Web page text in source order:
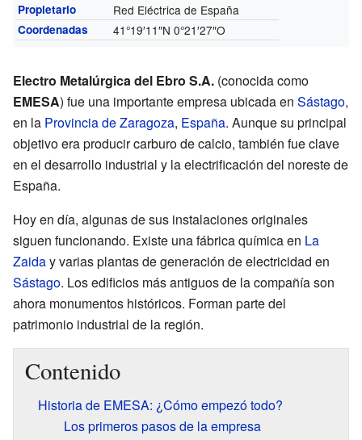
Propietario Red Eléctrica de España
Coordenadas 41°19′11″N 0°21′27″O
Electro Metalúrgica del Ebro S.A. (conocida como
EMESA) fue una importante empresa ubicada en Sástago,
en la Provincia de Zaragoza, España. Aunque su principal
objetivo era producir carburo de calcio, también fue clave
en el desarrollo industrial y la electrificación del noreste de
España.
Hoy en día, algunas de sus instalaciones originales
siguen funcionando. Existe una fábrica química en La
Zaiday varias plantas de generación de electricidad en
Sástago. Los edificios más antiguos de la compañía son
ahora monumentos históricos. Forman parte del
patrimonio industrial de la región.
Contenido
Historia de EMESA: ¿Cómo empezó todo?
Los primeros pasos de la empresa